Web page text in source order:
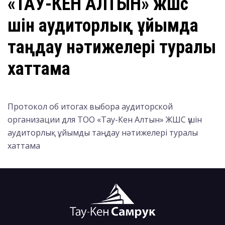
үшін аудиторлық ұйымда
таңдау нәтижелері туралы
хаттама
Протокол об итогах выбора аудиторской
организации для ТОО «Тау-Кен Алтын» ЖШС үшін
аудиторлық ұйымды таңдау нәтижелері туралы
хаттама